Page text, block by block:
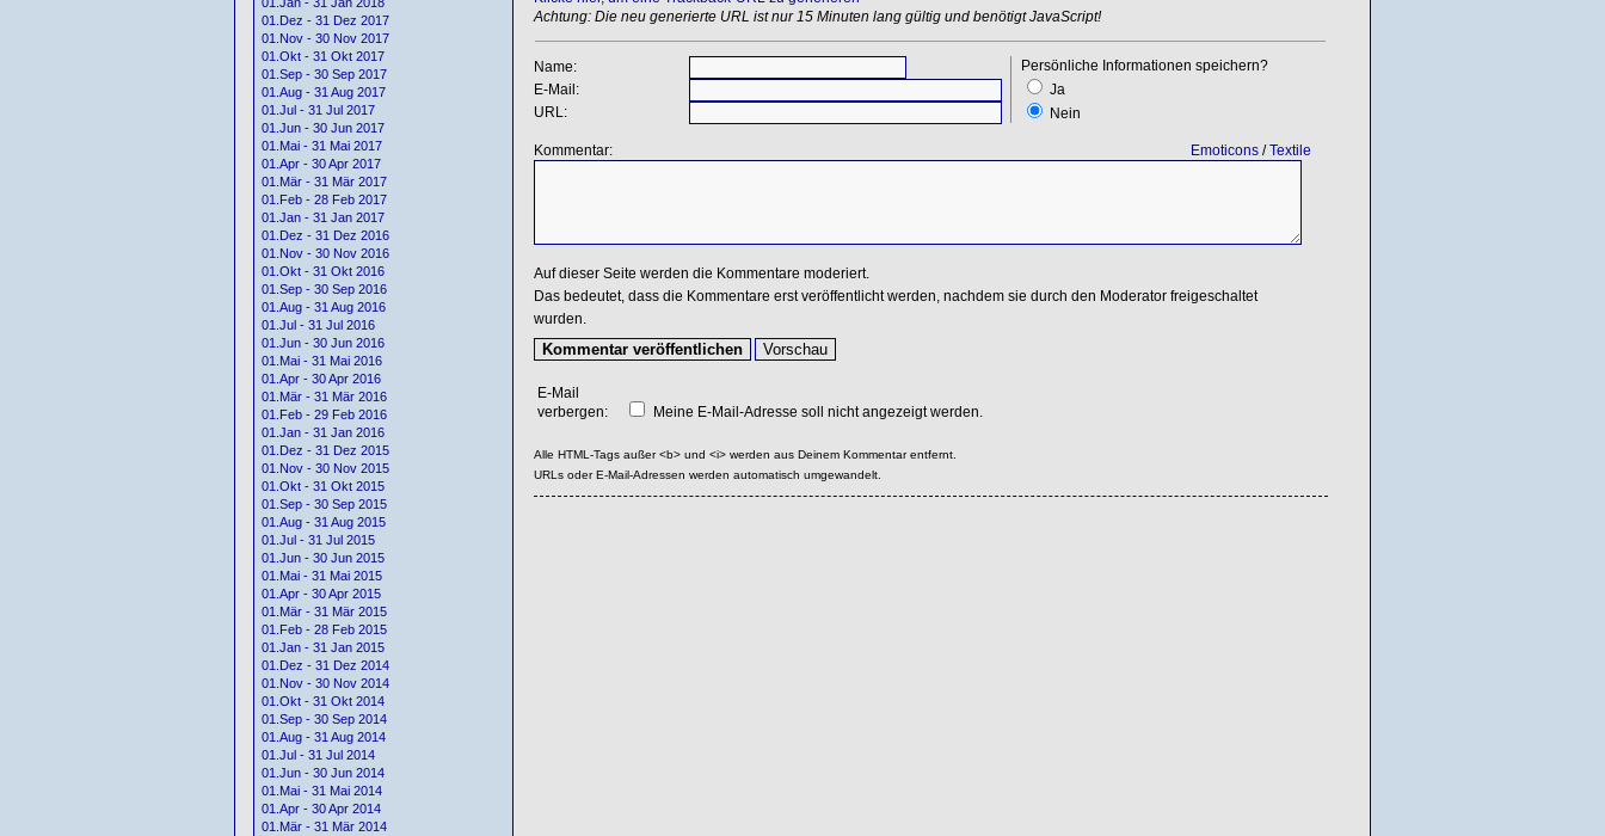
01.Dez - 31 Dez 2017
01.Nov - 30 Nov 2017
01.Okt - 31 Okt 2017
01.Sep - 30 Sep 2017
01.Aug - 31 Aug 2017
01.Jul - 31 Jul 2017
01.Jun - 30 Jun 2017
01.Mai - 31 Mai 2017
01.Apr - 30 Apr 2017
01.Mär - 31 Mär 2017
01.Feb - 28 Feb 2017
01.Jan - 31 Jan 2017
01.Dez - 31 Dez 2016
01.Nov - 30 Nov 2016
01.Okt - 31 Okt 2016
01.Sep - 30 Sep 2016
01.Aug - 31 Aug 2016
01.Jul - 31 Jul 2016
01.Jun - 30 Jun 2016
01.Mai - 31 Mai 2016
01.Apr - 30 Apr 2016
01.Mär - 31 Mär 2016
01.Feb - 29 Feb 2016
01.Jan - 31 Jan 2016
01.Dez - 31 Dez 2015
01.Nov - 30 Nov 2015
01.Okt - 31 Okt 2015
01.Sep - 30 Sep 2015
01.Aug - 31 Aug 2015
01.Jul - 31 Jul 2015
01.Jun - 30 Jun 2015
01.Mai - 31 Mai 2015
01.Apr - 30 Apr 2015
01.Mär - 31 Mär 2015
01.Feb - 28 Feb 2015
01.Jan - 31 Jan 2015
01.Dez - 31 Dez 2014
01.Nov - 30 Nov 2014
01.Okt - 31 Okt 2014
01.Sep - 30 Sep 2014
01.Aug - 31 Aug 2014
01.Jul - 31 Jul 2014
01.Jun - 30 Jun 2014
01.Mai - 31 Mai 2014
01.Apr - 30 Apr 2014
01.Mär - 31 Mär 2014
Achtung: Die neu generierte URL ist nur 15 Minuten lang gültig und benötigt JavaScript!
Name:
Persönliche Informationen speichern?
Ja
Nein
E-Mail:
URL:
Kommentar: Emoticons/Textile
Auf dieser Seite werden die Kommentare moderiert.
Das bedeutet, dass die Kommentare erst veröffentlicht werden, nachdem sie durch den Moderator freigeschaltet
wurden.
E-Mail
verbergen:
Meine E-Mail-Adresse soll nicht angezeigt werden.
Alle HTML-Tags außer <b> und <i> werden aus Deinem Kommentar entfernt.
URLs oder E-Mail-Adressen werden automatisch umgewandelt.